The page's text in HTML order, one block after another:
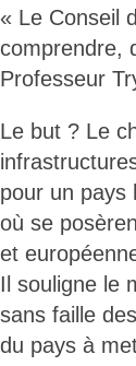
« Le Conseil
comprendre,
Professeur
Le but ? Le
pour un pays
où se
et
Il souligne le
sans faille
du pays à